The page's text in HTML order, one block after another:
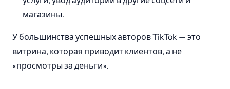
магазины.
У большинства успешных авторов TikTok — это
витрина, которая приводит клиентов, а не
«просмотры за деньги».